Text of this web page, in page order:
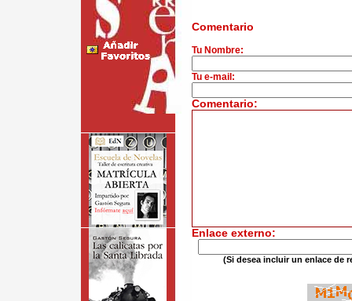
Comentario
Tu Nombre:
Tu e-mail:
Comentario:
Enlace externo:
(Si desea incluir un enlace de